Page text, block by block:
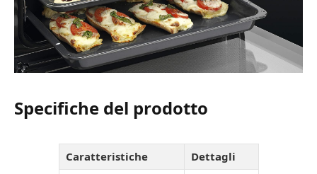
Specifiche del prodotto
Caratteristiche
Dettagli